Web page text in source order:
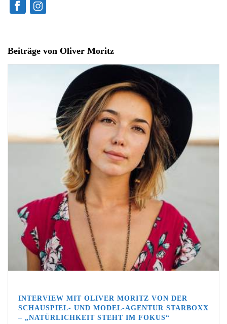
Beiträge von Oliver Moritz
INTERVIEW MIT OLIVER MORITZ VON DER
SCHAUSPIEL- UND MODEL-AGENTUR STARBOXX
– „NATÜRLICHKEIT STEHT IM FOKUS“